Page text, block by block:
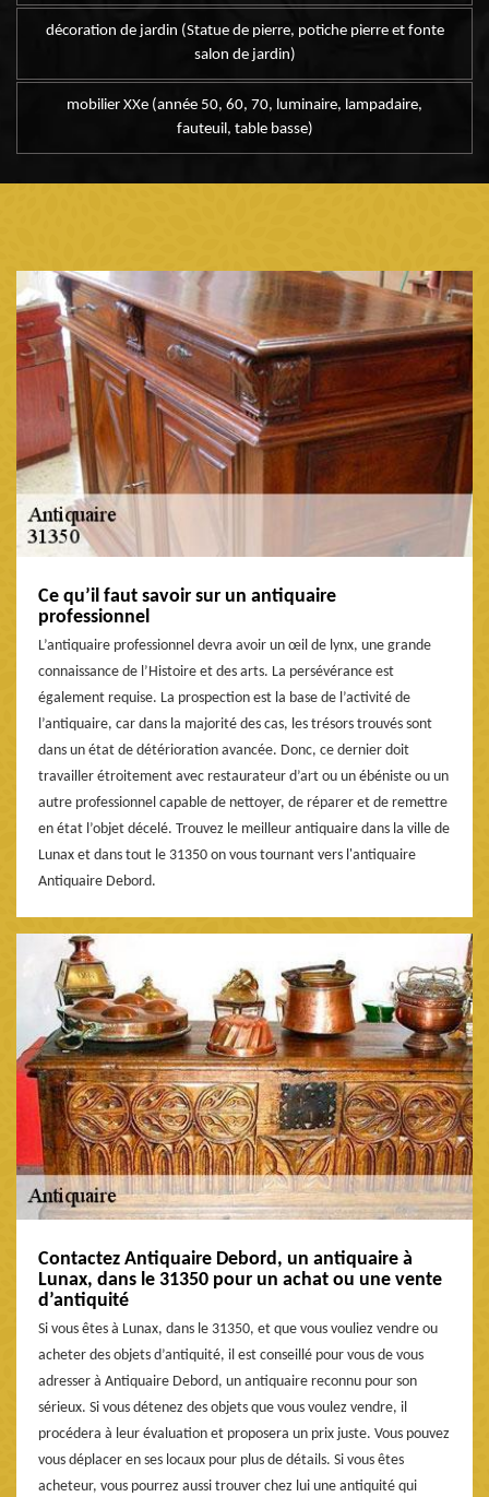
décoration de jardin (Statue de pierre, potiche pierre et fonte
salon de jardin)
mobilier XXe (année 50, 60, 70, luminaire, lampadaire,
fauteuil, table basse)
Ce qu’il faut savoir sur un antiquaire
professionnel
L’antiquaire professionnel devra avoir un œil de lynx, une grande
connaissance de l’Histoire et des arts. La persévérance est
également requise. La prospection est la base de l’activité de
l’antiquaire, car dans la majorité des cas, les trésors trouvés sont
dans un état de détérioration avancée. Donc, ce dernier doit
travailler étroitement avec restaurateur d’art ou un ébéniste ou un
autre professionnel capable de nettoyer, de réparer et de remettre
en état l’objet décelé. Trouvez le meilleur antiquaire dans la ville de
Lunax et dans tout le 31350 on vous tournant vers l'antiquaire
Antiquaire Debord.
Contactez Antiquaire Debord, un antiquaire à
Lunax, dans le 31350 pour un achat ou une vente
d’antiquité
Si vous êtes à Lunax, dans le 31350, et que vous vouliez vendre ou
acheter des objets d’antiquité, il est conseillé pour vous de vous
adresser à Antiquaire Debord, un antiquaire reconnu pour son
sérieux. Si vous détenez des objets que vous voulez vendre, il
procédera à leur évaluation et proposera un prix juste. Vous pouvez
vous déplacer en ses locaux pour plus de détails. Si vous êtes
acheteur, vous pourrez aussi trouver chez lui une antiquité qui